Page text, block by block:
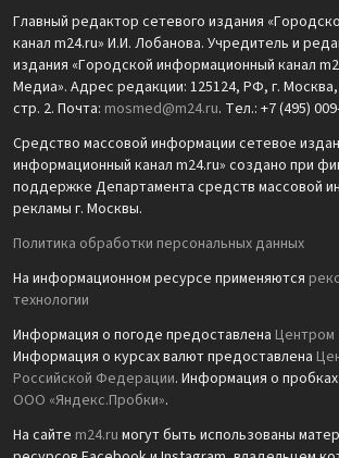
Главный редактор сетевого издания
канал m24.ru» И.И. Лобанова. Учредитель и
издания «Городской информационный канал
Медиа». Адрес редакции: 125124, РФ, г.
стр. 2. Почта: mosmed@m24.ru. Тел.: +7 (495)
Средство массовой информации сетевое
информационный канал m24.ru» создано при
поддержке Департамента средств массовой
рекламы г. Москвы.
Политика обработки персональных данных
На информационном ресурсе применяются
технологии
Информация о погоде предоставлена
Информация о курсах валют предоставлена
Российской Федерации. Информация о
ООО «Яндекс.Пробки».
На сайте m24.ru могут быть использованы